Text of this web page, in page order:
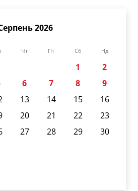
2026
Чт Пт Сб Нд
1
2
6 7 8
9
13 14 15
16
20 21 22
23
27 28 29
30